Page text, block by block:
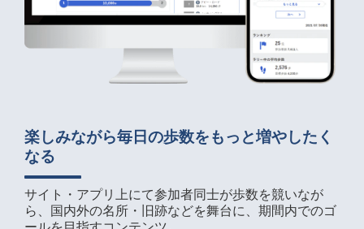
楽しみながら毎日の歩数をもっと増やしたく
なる
サイト・アプリ上にて参加者同士が歩数を競いなが
ら、国内外の名所・旧跡などを舞台に、期間内でのゴ